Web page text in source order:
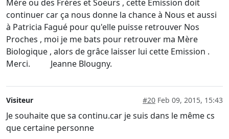
Mère ou des Frères et Soeurs , cette Emission doit
continuer car ça nous donne la chance à Nous et aussi
à Patricia Fagué pour qu'elle puisse retrouver Nos
Proches , moi je me bats pour retrouver ma Mère
Biologique , alors de grâce laisser lui cette Emission .
Merci. Jeanne Blougny.
Visiteur #20 Feb 09, 2015, 15:43
Je souhaite que sa continu.car je suis dans le même cs
que certaine personne